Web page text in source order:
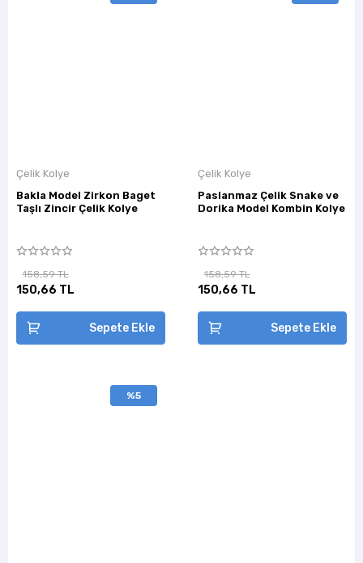
Çelik Kolye
Bakla Model Zirkon Baget
Taşlı Zincir Çelik Kolye
158,59 TL
150,66 TL
Sepete Ekle
Çelik Kolye
Paslanmaz Çelik Snake ve
Dorika Model Kombin Kolye
158,59 TL
150,66 TL
Sepete Ekle
%5